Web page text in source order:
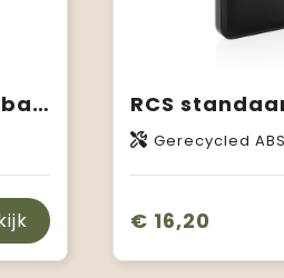
10.000 mAh powerbank met 10W draadloos snelladen met PD
Gerecycled ABS,
€ 16,20